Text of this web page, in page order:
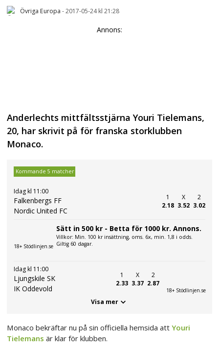
Övriga Europa -2017-05-24 kl 21:28
Annons:
Anderlechts mittfältsstjärna Youri Tielemans,
20, har skrivit på för franska storklubben
Monaco.
Kommande 5 matcher
Idag kl 11:00
Falkenbergs FF
Nordic United FC
1
2.18
X
3.52
2
3.02
18+ Stödlinjen.se
Sätt in 500 kr - Betta för 1000 kr. Annons.
Villkor: Min. 100 kr insättning, oms. 6x, min. 1,8 i odds.
Giltig 60 dagar.
Idag kl 11:00
Ljungskile SK
IK Oddevold
1
2.33
X
3.37
2
2.87
18+ Stödlinjen.se
Visa mer
Monaco bekräftar nu på sin officiella hemsida att Youri
Tielemans är klar för klubben.